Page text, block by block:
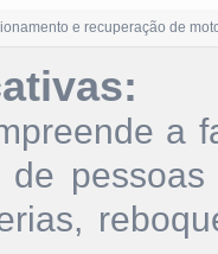
e recuperação de
a
de